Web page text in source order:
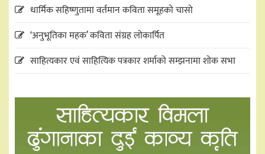
धार्मिक सहिष्णुतामा वर्तमान कविता समूहको चासो
‘अनुभूतिका महक’ कविता संग्रह लोकार्पित
साहित्यकार एवं साहित्यिक पत्रकार शर्माको सम्झनामा शोक सभा